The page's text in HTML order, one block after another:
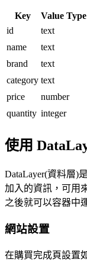
Key Value Type
id
text
name
text
brand
text
category text
price
number
quantity integer
使用
DataLayer(資料層)
加入的資訊，可用
之後就可以容器中
網站設置
在購買完成頁設置